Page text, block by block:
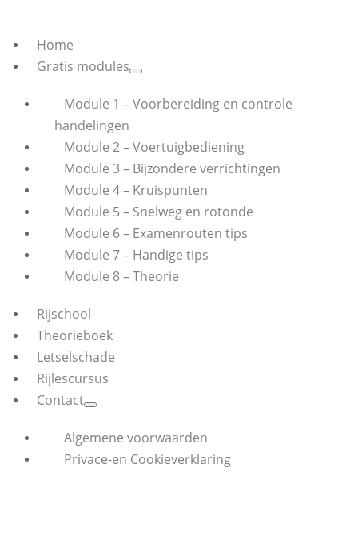
Home
Gratis modules
Module 1 – Voorbereiding en controle
handelingen
Module 2 – Voertuigbediening
Module 3 – Bijzondere verrichtingen
Module 4 – Kruispunten
Module 5 – Snelweg en rotonde
Module 6 – Examenrouten tips
Module 7 – Handige tips
Module 8 – Theorie
Rijschool
Theorieboek
Letselschade
Rijlescursus
Contact
Algemene voorwaarden
Privace-en Cookieverklaring